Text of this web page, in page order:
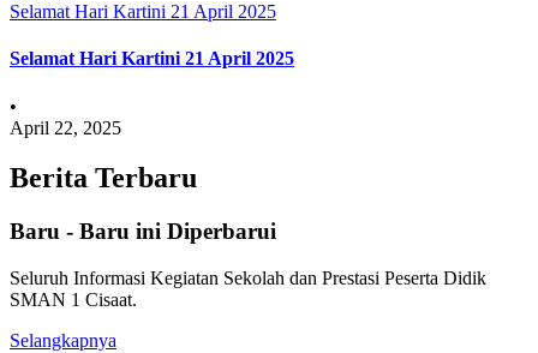
Selamat Hari Kartini 21 April 2025
Selamat Hari Kartini 21 April 2025
•
April 22, 2025
Berita Terbaru
Baru - Baru ini Diperbarui
Seluruh Informasi Kegiatan Sekolah dan Prestasi Peserta Didik
SMAN 1 Cisaat.
Selangkapnya